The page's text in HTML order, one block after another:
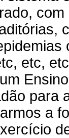
etc,
para
a